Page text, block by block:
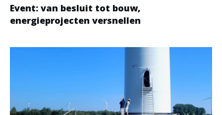
Event: van besluit tot bouw,
energieprojecten versnellen